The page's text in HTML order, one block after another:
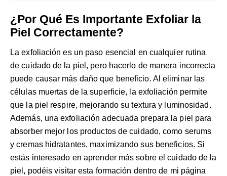
¿Por Qué Es Importante Exfoliar la
Piel Correctamente?
La exfoliación es un paso esencial en cualquier rutina
de cuidado de la piel, pero hacerlo de manera incorrecta
puede causar más daño que beneficio. Al eliminar las
células muertas de la superficie, la exfoliación permite
que la piel respire, mejorando su textura y luminosidad.
Además, una exfoliación adecuada prepara la piel para
absorber mejor los productos de cuidado, como serums
y cremas hidratantes, maximizando sus beneficios. Si
estás interesado en aprender más sobre el cuidado de la
piel, podéis visitaresta formación dentro de mi página